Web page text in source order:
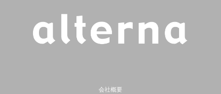
会社概要